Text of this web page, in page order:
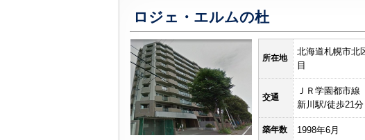
ロジェ・エルムの杜
所在地
北海道札幌市北
目
交通
ＪＲ学園都市線
新川駅/徒歩21分
築年数 1998年6月